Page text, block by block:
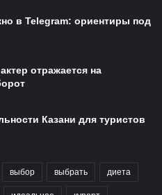
в Telegram: ориентиры под
отражается на
Казани для туристов
выбор выбрать диета